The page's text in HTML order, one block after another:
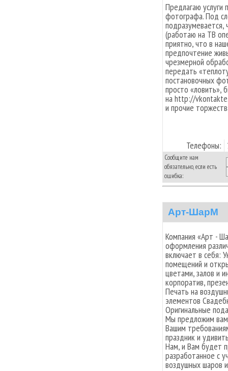
Предлагаю услуги
фотографа. Под
(работаю на ТВ
приятно, что в
предпочтение
чрезмерной
передать
постановочных
просто «ловить»,
на http://
и прочие
Телефоны:
Сообщите нам
обязательно, если есть
ошибка:
Арт-ШарМ
Компания «Арт -
оформления
включает в себя:
помещений и
цветами, залов и
корпоратив,
Печать на
элементов
Оригинальные
Мы предложим
Вашим
праздник и
Нам, и Вам будет
разработанное с
воздушных шаров